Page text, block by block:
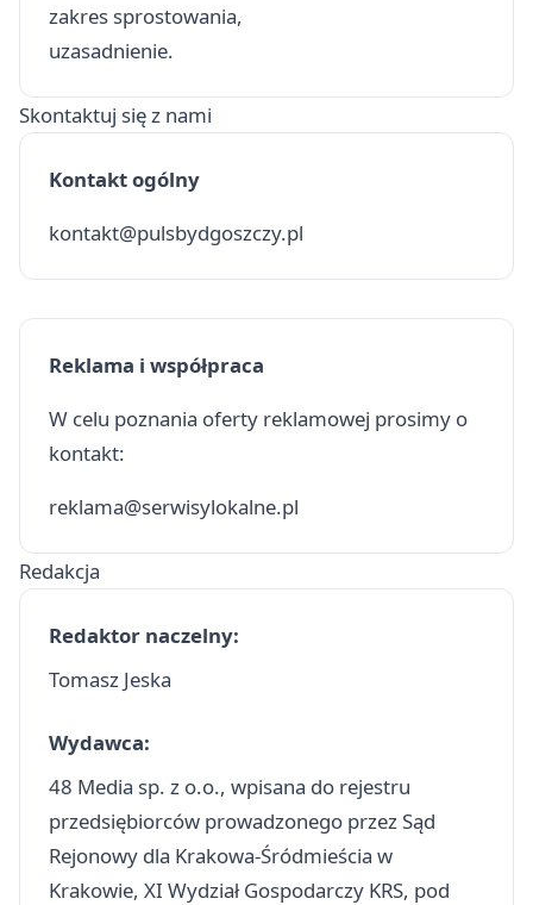
zakres sprostowania,
uzasadnienie.
Skontaktuj się z nami
Kontakt ogólny
kontakt@pulsbydgoszczy.pl
Reklama i współpraca
W celu poznania oferty reklamowej prosimy o
kontakt:
reklama@serwisylokalne.pl
Redakcja
Redaktor naczelny:
Tomasz Jeska
Wydawca:
48 Media sp. z o.o., wpisana do rejestru
przedsiębiorców prowadzonego przez Sąd
Rejonowy dla Krakowa-Śródmieścia w
Krakowie, XI Wydział Gospodarczy KRS, pod